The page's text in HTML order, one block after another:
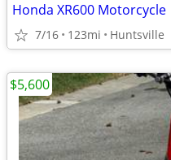
Honda XR600 Motorcycle
7/16 123mi Huntsville
$5,600